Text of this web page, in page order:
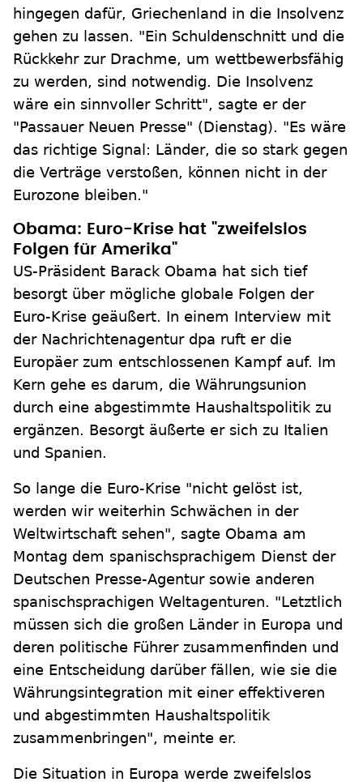
hingegen dafür, Griechenland in die Insolvenz
gehen zu lassen. "Ein Schuldenschnitt und die
Rückkehr zur Drachme, um wettbewerbsfähig
zu werden, sind notwendig. Die Insolvenz
wäre ein sinnvoller Schritt", sagte er der
"Passauer Neuen Presse" (Dienstag). "Es wäre
das richtige Signal: Länder, die so stark gegen
die Verträge verstoßen, können nicht in der
Eurozone bleiben."
Obama: Euro-Krise hat "zweifelslos
Folgen für Amerika"
US-Präsident Barack Obama hat sich tief
besorgt über mögliche globale Folgen der
Euro-Krise geäußert. In einem Interview mit
der Nachrichtenagentur dpa ruft er die
Europäer zum entschlossenen Kampf auf. Im
Kern gehe es darum, die Währungsunion
durch eine abgestimmte Haushaltspolitik zu
ergänzen. Besorgt äußerte er sich zu Italien
und Spanien.
So lange die Euro-Krise "nicht gelöst ist,
werden wir weiterhin Schwächen in der
Weltwirtschaft sehen", sagte Obama am
Montag dem spanischsprachigem Dienst der
Deutschen Presse-Agentur sowie anderen
spanischsprachigen Weltagenturen. "Letztlich
müssen sich die großen Länder in Europa und
deren politische Führer zusammenfinden und
eine Entscheidung darüber fällen, wie sie die
Währungsintegration mit einer effektiveren
und abgestimmten Haushaltspolitik
zusammenbringen", meinte er.
Die Situation in Europa werde zweifelslos